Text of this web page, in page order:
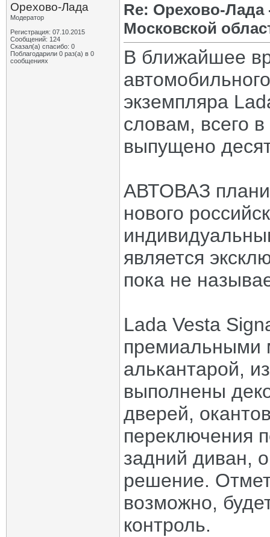
Орехово-Лада
Модератор
Регистрация: 07.10.2015
Сообщений: 124
Сказал(а) спасибо: 0
Поблагодарили 0 раз(а) в 0
сообщениях
Re: Орехово-
Московской
В ближайшее
экземпляра
словам, всего
выпущено
АВТОВАЗ
нового
является
пока не
Lada Vesta
премиальными
алькантарой,
выполнены
дверей,
переключения
задний диван,
решение.
возможно,
контроль.